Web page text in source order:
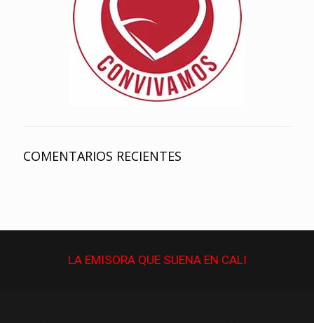
COMENTARIOS RECIENTES
LA EMISORA QUESUENAEN CALI